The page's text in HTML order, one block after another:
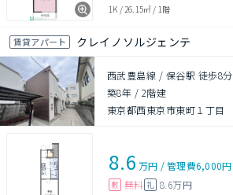
1K /26.15㎡ / 1階
賃貸アパート クレイノソルジェンテ
西武豊島線 / 保谷駅 徒歩8分
築8年 / 2階建
東京都西東京市東町１丁目
8.6 万円 /管理費6,000円
敷 無料 礼 8.6万円